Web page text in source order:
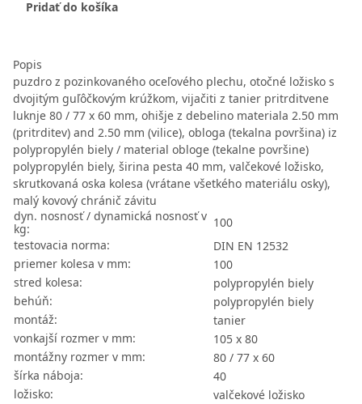
Pridať do košíka
Popis
puzdro z pozinkovaného oceľového plechu, otočné ložisko s
dvojitým guľôčkovým krúžkom, vijačiti z tanier pritrditvene
luknje 80 / 77 x 60 mm, ohišje z debelino materiala 2.50 mm
(pritrditev) and 2.50 mm (vilice), obloga (tekalna površina) iz
polypropylén biely / material obloge (tekalne površine)
polypropylén biely, širina pesta 40 mm, valčekové ložisko,
skrutkovaná oska kolesa (vrátane všetkého materiálu osky),
malý kovový chránič závitu
dyn. nosnosť / dynamická nosnosť v
kg:
100
testovacia norma:
DIN EN 12532
priemer kolesa v mm:
100
stred kolesa:
polypropylén biely
behúň:
polypropylén biely
montáž:
tanier
vonkajší rozmer v mm:
105 x 80
montážny rozmer v mm:
80 / 77 x 60
šírka náboja:
40
ložisko:
valčekové ložisko